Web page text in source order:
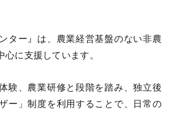
ター』は、農業経営基盤のない非農
に支援しています。
験、農業研修と段階を踏み、独立後
ー」制度を利用することで、日常の